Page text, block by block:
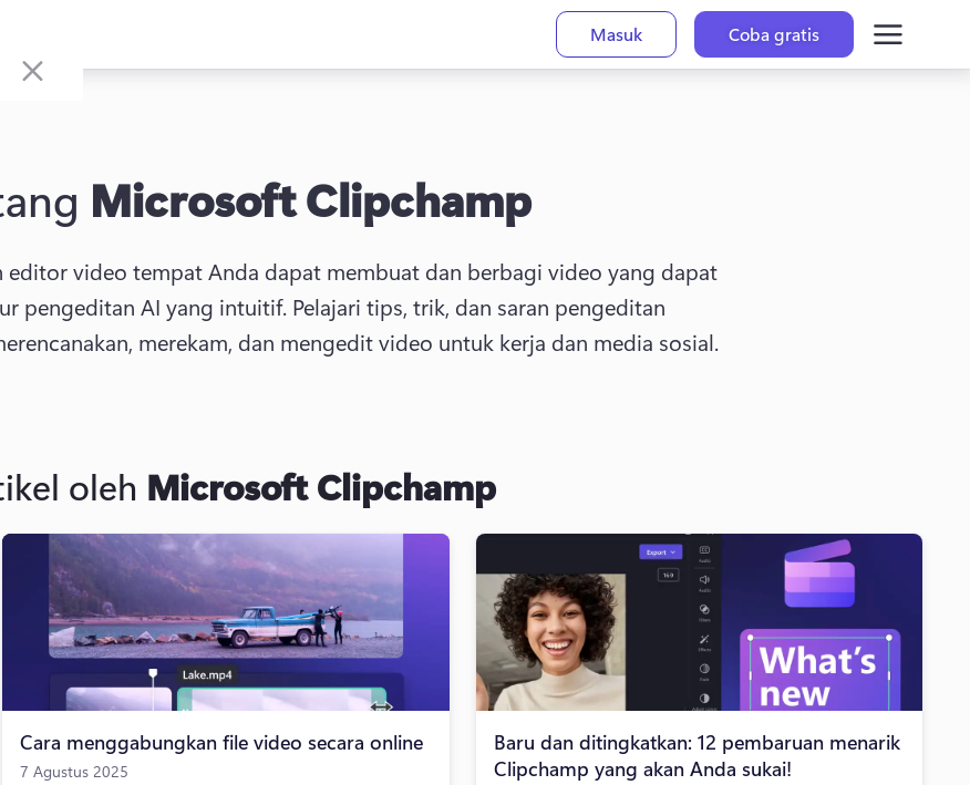
Masuk Coba gratis
Microsoft Clipchamp
video tempat Anda dapat membuat dan berbagi video yang dapat
pengeditan AI yang intuitif. Pelajari tips, trik, dan saran pengeditan
merekam, dan mengedit video untuk kerja dan media sosial.
oleh Microsoft Clipchamp
Cara menggabungkan file video secara online
7 Agustus 2025
Baru dan ditingkatkan: 12 pembaruan menarik
Clipchamp yang akan Anda sukai!